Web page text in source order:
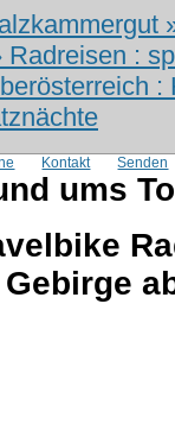
Radreisen :
:
Kontakt Senden
ums